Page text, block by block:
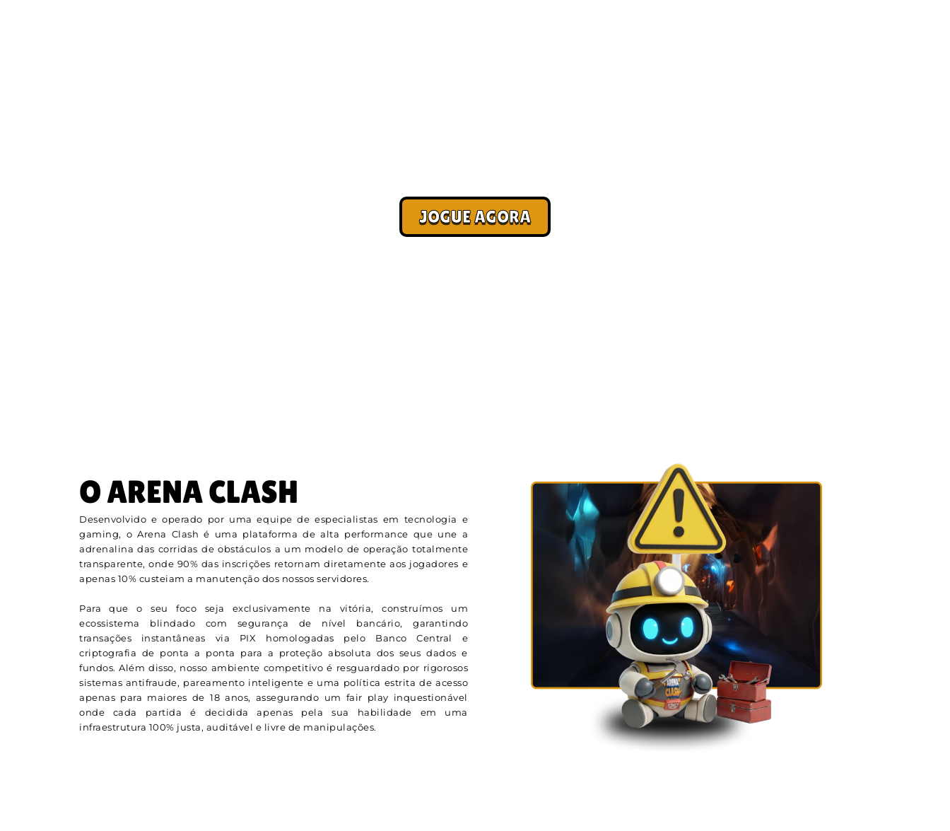
JOGUE AGORA
O ARENA CLASH
Desenvolvido e operado por uma equipe de especialistas em tecnologia e
gaming, o Arena Clash é uma plataforma de alta performance que une a
adrenalina das corridas de obstáculos a um modelo de operação totalmente
transparente, onde 90% das inscrições retornam diretamente aos jogadores e
apenas 10% custeiam a manutenção dos nossos servidores.
Para que o seu foco seja exclusivamente na vitória, construímos um
ecossistema blindado com segurança de nível bancário, garantindo
transações instantâneas via PIX homologadas pelo Banco Central e
criptografia de ponta a ponta para a proteção absoluta dos seus dados e
fundos. Além disso, nosso ambiente competitivo é resguardado por rigorosos
sistemas antifraude, pareamento inteligente e uma política estrita de acesso
apenas para maiores de 18 anos, assegurando um fair play inquestionável
onde cada partida é decidida apenas pela sua habilidade em uma
infraestrutura 100% justa, auditável e livre de manipulações.